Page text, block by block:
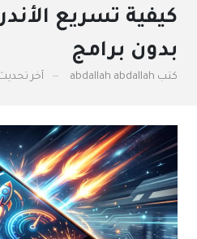
كيفية تسريع
بدون برامج
كتب abdallah abdallah آخر